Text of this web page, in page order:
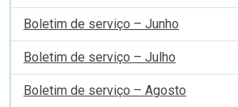
Boletim de serviço – Junho
Boletim de serviço – Julho
Boletim de serviço – Agosto